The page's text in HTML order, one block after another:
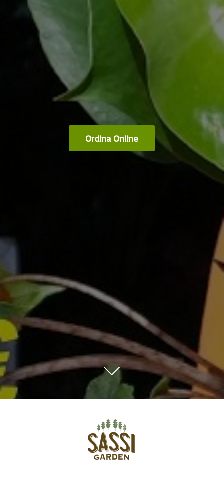
Ordina Online